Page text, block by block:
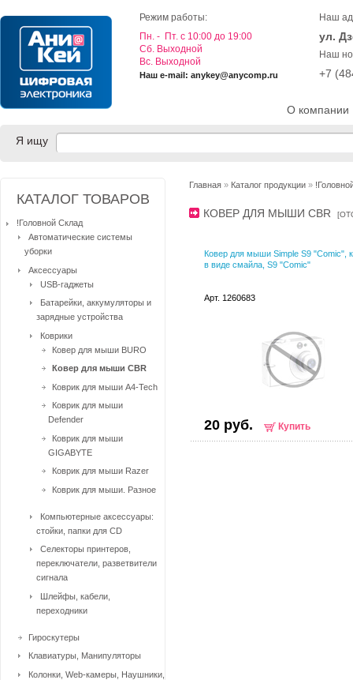
О компании
Режим работы:
Пн. - Пт. с 10:00 до 19:00
Cб. Выходной
Вс. Выходной
Наш e-mail: anykey@anycomp.ru
Наш
ул.
Наш
+7
Я ищу
Главная » Каталог продукции »
КОВЕР ДЛЯ МЫШИ CBR [
Ковер для мыши Simple S9 "Comic",
в виде смайла, S9 "Comic"
Арт. 1260683
20 руб. Купить
КАТАЛОГ ТОВАРОВ
!Головной Склад
Автоматические системы
уборки
Аксессуары
USB-гаджеты
Батарейки, аккумуляторы и
зарядные устройства
Коврики
Ковер для мыши BURО
Ковер для мыши CBR
Коврик для мыши A4-Tech
Коврик для мыши
Defender
Коврик для мыши
GIGABYTE
Коврик для мыши Razer
Коврик для мыши. Разное
Компьютерные аксессуары:
стойки, папки для CD
Селекторы принтеров,
переключатели, разветвители
сигнала
Шлейфы, кабели,
переходники
Гироскутеры
Клавиатуры, Манипуляторы
Колонки, Web-камеры, Наушники,